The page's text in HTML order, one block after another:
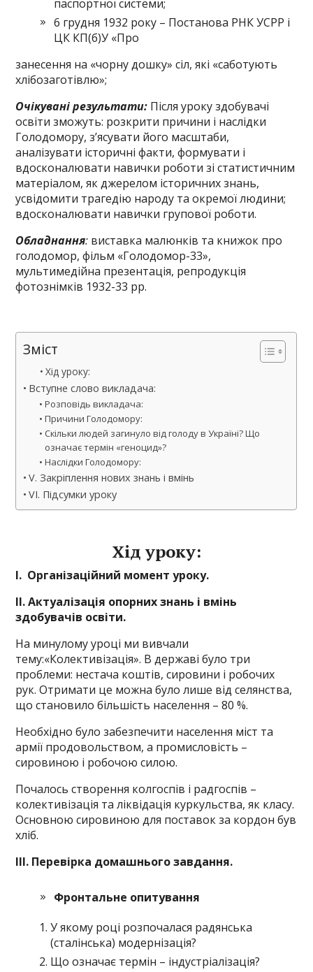
паспортної системи;
6 грудня 1932 року – Постанова РНК УСРР і
ЦК КП(б)У «Про
занесення на «чорну дошку» сіл, які «саботують
хлібозаготівлю»;
Очікувані результати: Після уроку здобувачі
освіти зможуть: розкрити причини і наслідки
Голодомору, з’ясувати його масштаби,
аналізувати історичні факти, формувати і
вдосконалювати навички роботи зі статистичним
матеріалом, як джерелом історичних знань,
усвідомити трагедію народу та окремої людини;
вдосконалювати навички групової роботи.
Обладнання: виставка малюнків та книжок про
голодомор, фільм «Голодомор-33»,
мультимедійна презентація, репродукція
фотознімків 1932-33 рр.
Зміст
Хід уроку:
Вступне слово викладача:
Розповідь викладача:
Причини Голодомору:
Скільки людей загинуло від голоду в Україні? Що
означає термін «геноцид»?
Наслідки Голодомору:
V. Закріплення нових знань і вмінь
VI. Підсумки уроку
Хід уроку:
І. Організаційний момент уроку.
ІІ. Актуалізація опорних знань і вмінь
здобувачів освіти.
На минулому уроці ми вивчали
тему:«Колективізація». В державі було три
проблеми: нестача коштів, сировини і робочих
рук. Отримати це можна було лише від селянства,
що становило більшість населення – 80 %.
Необхідно було забезпечити населення міст та
армії продовольством, а промисловість –
сировиною і робочою силою.
Почалось створення колгоспів і радгоспів –
колективізація та ліквідація куркульства, як класу.
Основною сировиною для поставок за кордон був
хліб.
ІІІ. Перевірка домашнього завдання.
Фронтальне опитування
У якому році розпочалася радянська
(сталінська) модернізація?
Що означає термін – індустріалізація?